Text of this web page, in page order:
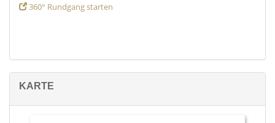
360° Rundgang starten
KARTE